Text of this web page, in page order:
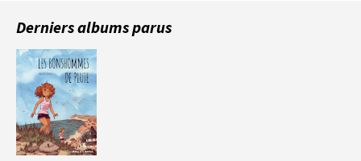
Derniers albums parus